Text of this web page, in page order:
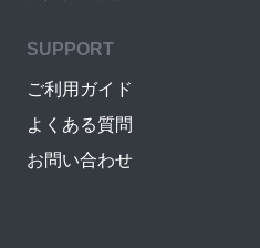
SUPPORT
ご利用ガイド
よくある質問
お問い合わせ